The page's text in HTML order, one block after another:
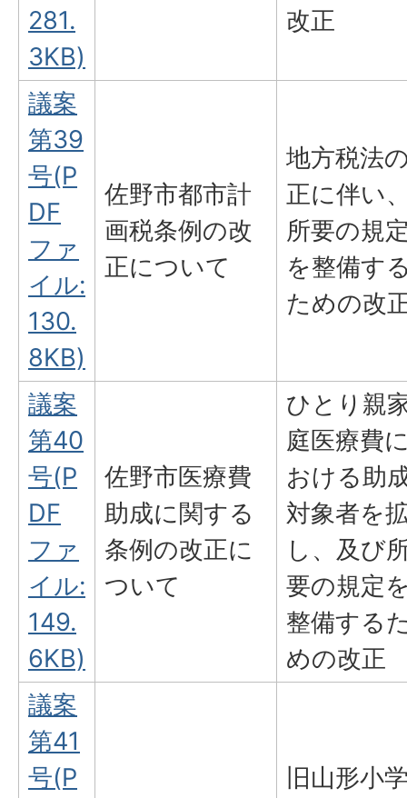
281.
3KB)
改正
議案
第39
号(P
DF
ファ
イル:
130.
8KB)
佐野市都市計
画税条例の改
正について
地方税法
正に伴い
所要の規
を整備す
ための改
議案
第40
号(P
DF
ファ
イル:
149.
6KB)
佐野市医療費
助成に関する
条例の改正に
ついて
ひとり親
庭医療費
おける助
対象者を
し、及び
要の規定
整備する
めの改正
議案
第41
号(P
旧山形小